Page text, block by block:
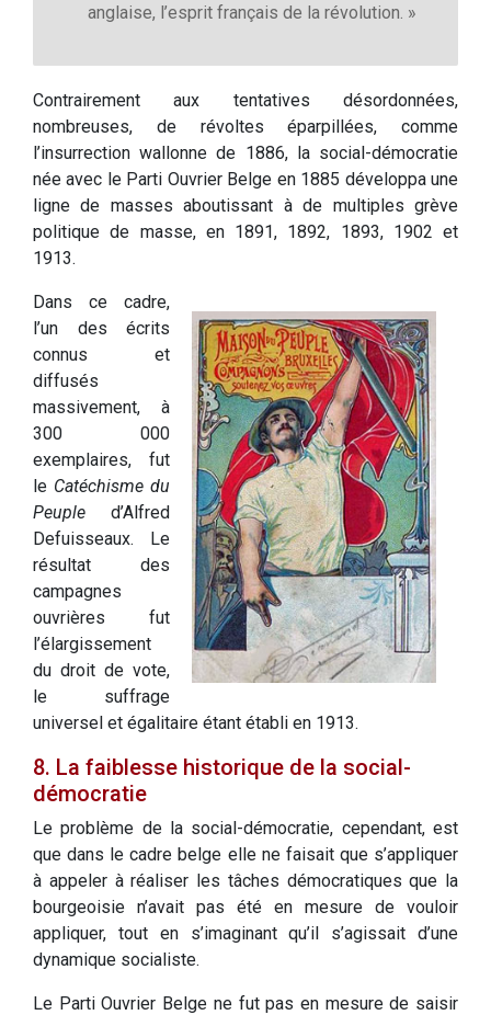
anglaise, l’esprit français de la révolution. »
Contrairement aux tentatives désordonnées,
nombreuses, de révoltes éparpillées, comme
l’insurrection wallonne de 1886, la social-démocratie
née avec le Parti Ouvrier Belge en 1885 développa une
ligne de masses aboutissant à de multiples grève
politique de masse, en 1891, 1892, 1893, 1902 et
1913.
Dans ce cadre,
l’un des écrits
connus et
diffusés
massivement, à
300 000
exemplaires, fut
le Catéchisme du
Peuple d’Alfred
Defuisseaux. Le
résultat des
campagnes
ouvrières fut
l’élargissement
du droit de vote,
le suffrage
universel et égalitaire étant établi en 1913.
8. La faiblesse historique de la social-
démocratie
Le problème de la social-démocratie, cependant, est
que dans le cadre belge elle ne faisait que s’appliquer
à appeler à réaliser les tâches démocratiques que la
bourgeoisie n’avait pas été en mesure de vouloir
appliquer, tout en s’imaginant qu’il s’agissait d’une
dynamique socialiste.
Le Parti Ouvrier Belge ne fut pas en mesure de saisir